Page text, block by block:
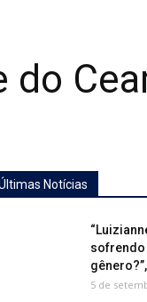
do
Notícias
5 de